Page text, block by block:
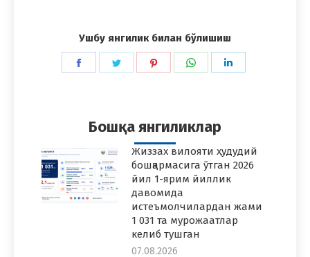
Ушбу янгилик билан бўлишиш
Share
Share
Share
Share
Бошқа янгиликлар
Жиззах вилояти ҳудудий
бошқармасига ўтган 2026
йил 1-ярим йиллик
давомида
истеъмолчилардан жами
1 031 та мурожаатлар
келиб тушган
07.08.2026